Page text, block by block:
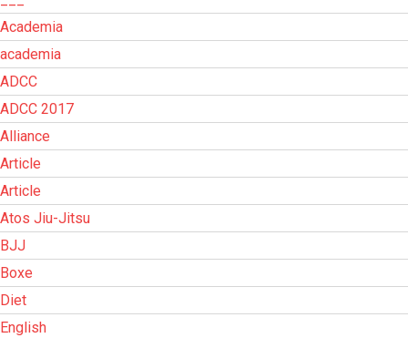
Academia
academia
ADCC
ADCC 2017
Alliance
Article
Article
Atos Jiu-Jitsu
BJJ
Boxe
Diet
English